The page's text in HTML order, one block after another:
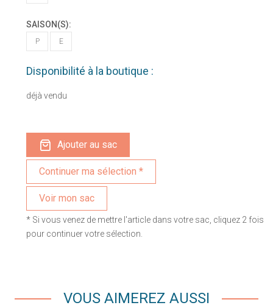
SAISON(S):
P E
Disponibilité à la boutique :
déjà vendu
Ajouter au sac
Voir mon sac
* Si vous venez de mettre l'article dans votre sac, cliquez 2 fois
pour continuer votre sélection.
VOUS AIMEREZ AUSSI